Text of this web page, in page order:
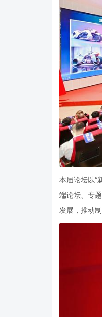
本届论坛以“
端论坛、专
发展，推动